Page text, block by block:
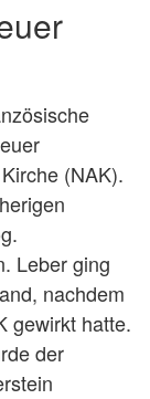
(NAK).
Leber ging
nachdem
gewirkt hatte.
der